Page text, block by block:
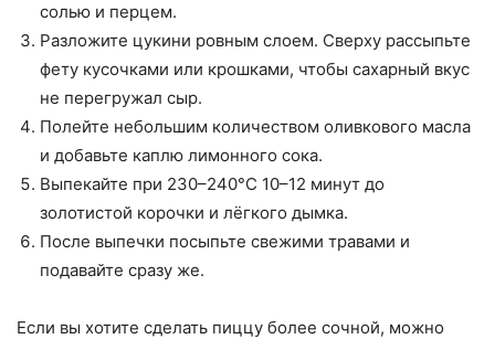
солью и перцем.
Разложите цукини ровным слоем. Сверху рассыпьте
фету кусочками или крошками, чтобы сахарный вкус
не перегружал сыр.
Полейте небольшим количеством оливкового масла
и добавьте каплю лимонного сока.
Выпекайте при 230–240°C 10–12 минут до
золотистой корочки и лёгкого дымка.
После выпечки посыпьте свежими травами и
подавайте сразу же.
Если вы хотите сделать пиццу более сочной, можно